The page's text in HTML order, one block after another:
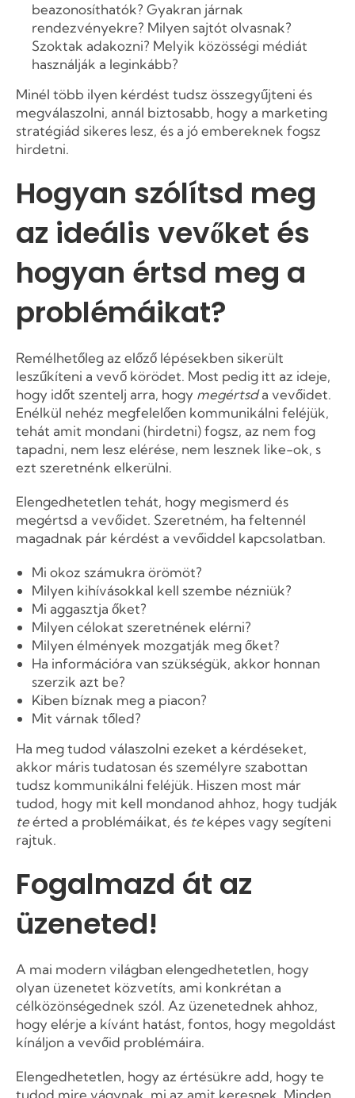
beazonosíthatók? Gyakran járnak
rendezvényekre? Milyen sajtót olvasnak?
Szoktak adakozni? Melyik közösségi médiát
használják a leginkább?
Minél több ilyen kérdést tudsz összegyűjteni és
megválaszolni, annál biztosabb, hogy a marketing
stratégiád sikeres lesz, és a jó embereknek fogsz
hirdetni.
Hogyan szólítsd meg
az ideális vevőket és
hogyan értsd meg a
problémáikat?
Remélhetőleg az előző lépésekben sikerült
leszűkíteni a vevő körödet. Most pedig itt az ideje,
hogy időt szentelj arra, hogy megértsda vevőidet.
Enélkül nehéz megfelelően kommunikálni feléjük,
tehát amit mondani (hirdetni) fogsz, az nem fog
tapadni, nem lesz elérése, nem lesznek like-ok, s
ezt szeretnénk elkerülni.
Elengedhetetlen tehát, hogy megismerd és
megértsd a vevőidet. Szeretném, ha feltennél
magadnak pár kérdést a vevőiddel kapcsolatban.
Mi okoz számukra örömöt?
Milyen kihívásokkal kell szembe nézniük?
Mi aggasztja őket?
Milyen célokat szeretnének elérni?
Milyen élmények mozgatják meg őket?
Ha információra van szükségük, akkor honnan
szerzik azt be?
Kiben bíznak meg a piacon?
Mit várnak tőled?
Ha meg tudod válaszolni ezeket a kérdéseket,
akkor máris tudatosan és személyre szabottan
tudsz kommunikálni feléjük. Hiszen most már
tudod, hogy mit kell mondanod ahhoz, hogy tudják
teérted a problémáikat, és teképes vagy segíteni
rajtuk.
Fogalmazd át az
üzeneted!
A mai modern világban elengedhetetlen, hogy
olyan üzenetet közvetíts, ami konkrétan a
célközönségednek szól. Az üzenetednek ahhoz,
hogy elérje a kívánt hatást, fontos, hogy megoldást
kínáljon a vevőid problémáira.
Elengedhetetlen, hogy az értésükre add, hogy te
tudod mire vágynak, mi az amit keresnek. Minden